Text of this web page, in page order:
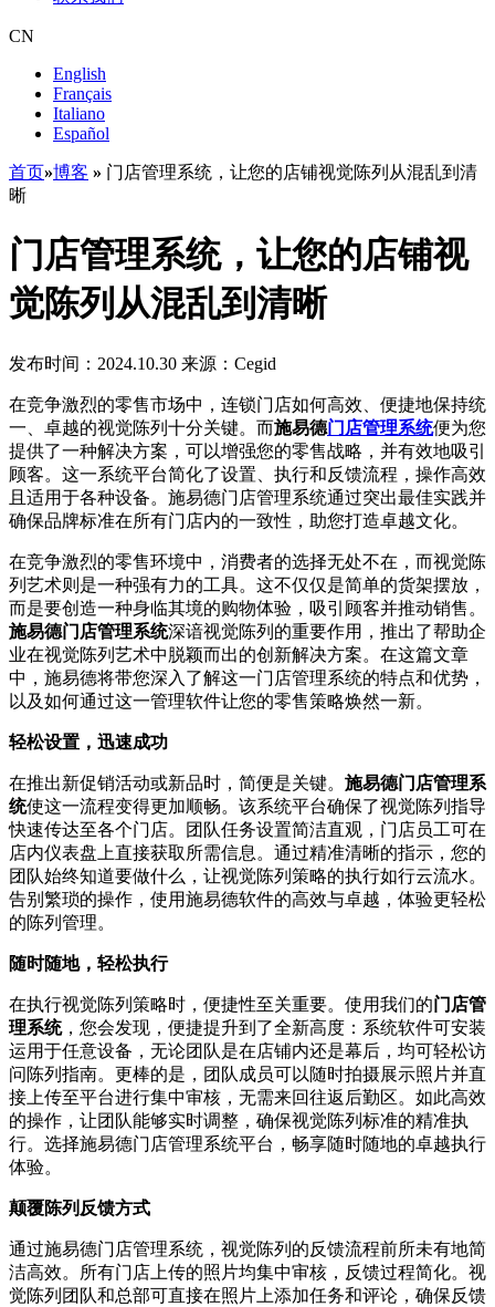
CN
English
Français
Italiano
Español
首页»博客 » 门店管理系统，让您的店铺视觉陈列从混乱到清
晰
门店管理系统，让您的店铺视
觉陈列从混乱到清晰
发布时间：2024.10.30 来源：Cegid
在竞争激烈的零售市场中，连锁门店如何高效、便捷地保持统
一、卓越的视觉陈列十分关键。而施易德门店管理系统便为您
提供了一种解决方案，可以增强您的零售战略，并有效地吸引
顾客。这一系统平台简化了设置、执行和反馈流程，操作高效
且适用于各种设备。施易德门店管理系统通过突出最佳实践并
确保品牌标准在所有门店内的一致性，助您打造卓越文化。
在竞争激烈的零售环境中，消费者的选择无处不在，而视觉陈
列艺术则是一种强有力的工具。这不仅仅是简单的货架摆放，
而是要创造一种身临其境的购物体验，吸引顾客并推动销售。
施易德门店管理系统深谙视觉陈列的重要作用，推出了帮助企
业在视觉陈列艺术中脱颖而出的创新解决方案。在这篇文章
中，施易德将带您深入了解这一门店管理系统的特点和优势，
以及如何通过这一管理软件让您的零售策略焕然一新。
轻松设置，迅速成功
在推出新促销活动或新品时，简便是关键。 施易德门店管理系
统使这一流程变得更加顺畅。该系统平台确保了视觉陈列指导
快速传达至各个门店。团队任务设置简洁直观，门店员工可在
店内仪表盘上直接获取所需信息。通过精准清晰的指示，您的
团队始终知道要做什么，让视觉陈列策略的执行如行云流水。
告别繁琐的操作，使用施易德软件的高效与卓越，体验更轻松
的陈列管理。
随时随地，轻松执行
在执行视觉陈列策略时，便捷性至关重要。使用我们的门店管
理系统，您会发现，便捷提升到了全新高度：系统软件可安装
运用于任意设备，无论团队是在店铺内还是幕后，均可轻松访
问陈列指南。更棒的是，团队成员可以随时拍摄展示照片并直
接上传至平台进行集中审核，无需来回往返后勤区。如此高效
的操作，让团队能够实时调整，确保视觉陈列标准的精准执
行。选择施易德门店管理系统平台，畅享随时随地的卓越执行
体验。
颠覆陈列反馈方式
通过施易德门店管理系统，视觉陈列的反馈流程前所未有地简
洁高效。所有门店上传的照片均集中审核，反馈过程简化。视
觉陈列团队和总部可直接在照片上添加任务和评论，确保反馈